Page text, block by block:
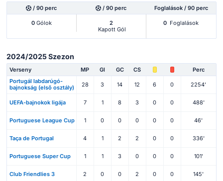
/ 90 perc / 90 perc Foglalások / 90 perc
0Gólok
2
Kapott Gól
0 Foglalások
2024/2025 Szezon
Verseny MP Gl GC CS
Perc
Portugál labdarúgó-
bajnokság (első osztály)
28 3 14 12 6 0 2254'
UEFA-bajnokok ligája 7 1 8 3 0 0 488'
Portuguese League Cup 1 0 0 0 0 0 46'
Taça de Portugal 4 1 2 2 0 0 336'
Portuguese Super Cup 1 1 3 0 0 0 101'
Club Friendlies 3 2 0 0 2 0 0 145'